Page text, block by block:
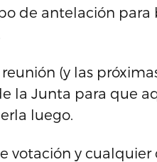
de antelación para
(y las
la Junta para que
luego.
votación y